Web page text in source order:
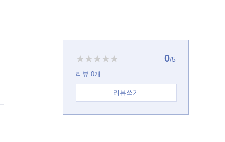
★★★★★ 0/5
리뷰 0개
리뷰쓰기